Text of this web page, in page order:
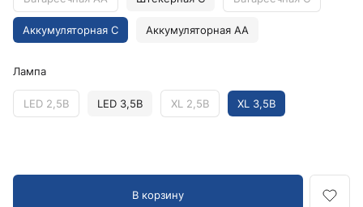
Аккумуляторная C Аккумуляторная AA
Лампа
LED 2,5В LED 3,5В XL 2,5В XL 3,5В
В корзину